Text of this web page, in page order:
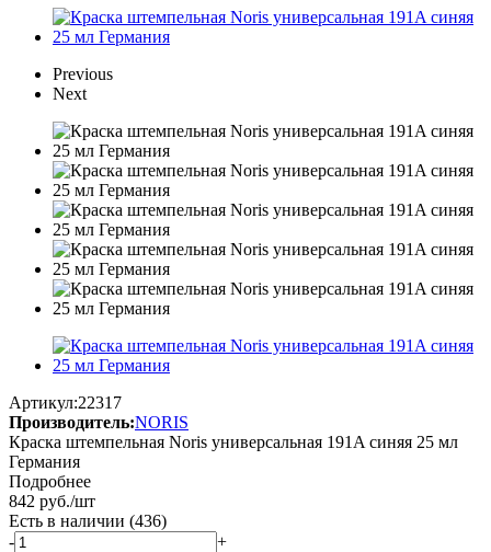
Previous
Next
Артикул:22317
Производитель:NORIS
Краска штемпельная Noris универсальная 191A синяя 25 мл
Германия
Подробнее
842 руб./шт
Есть в наличии (436)
-
+